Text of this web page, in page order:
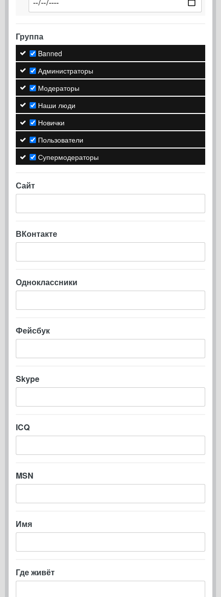
Группа
Banned
Администраторы
Модераторы
Наши люди
Новички
Пользователи
Супермодераторы
Сайт
ВКонтакте
Одноклассники
Фейсбук
Skype
ICQ
MSN
Имя
Где живёт